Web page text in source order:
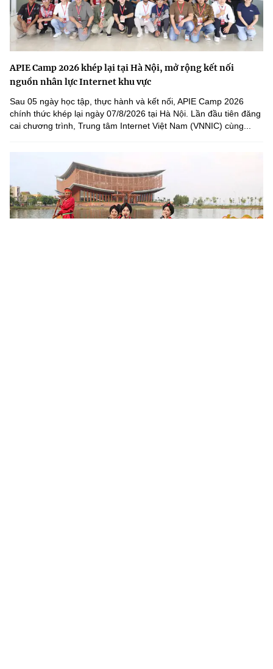
APIE Camp 2026 khép lại tại Hà Nội, mở rộng kết nối
nguồn nhân lực Internet khu vực
Sau 05 ngày học tập, thực hành và kết nối, APIE Camp 2026
chính thức khép lại ngày 07/8/2026 tại Hà Nội. Lần đầu tiên đăng
cai chương trình, Trung tâm Internet Việt Nam (VNNIC) cùng...